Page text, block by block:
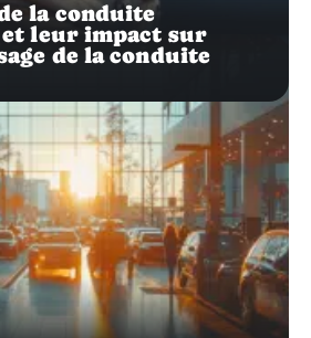
la conduite
leur impact sur
de la conduite